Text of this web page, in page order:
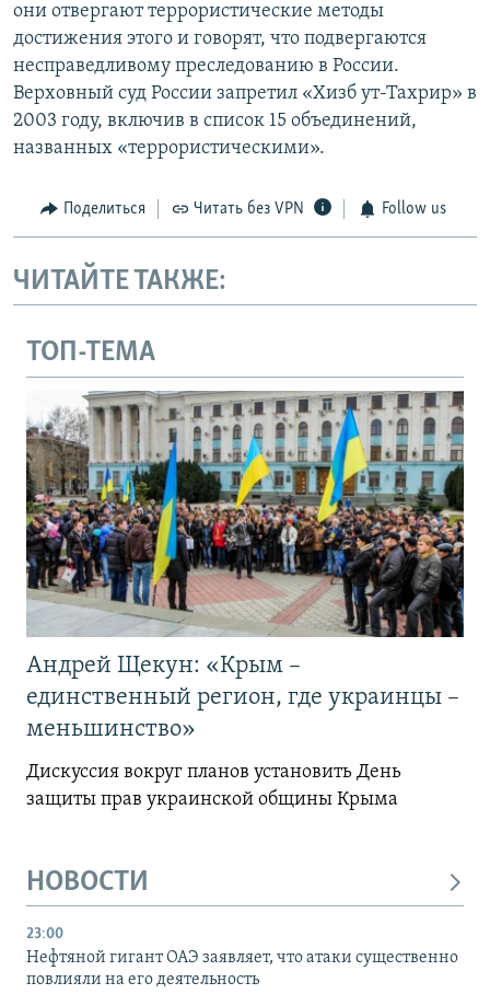
они отвергают террористические методы
достижения этого и говорят, что подвергаются
несправедливому преследованию в России.
Верховный суд России запретил «Хизб ут-Тахрир» в
2003 году, включив в список 15 объединений,
названных «террористическими».
Поделиться Читать без VPN Follow us
ЧИТАЙТЕ ТАКЖЕ:
ТОП-ТЕМА
Андрей Щекун: «Крым –
единственный регион, где украинцы –
меньшинство»
Дискуссия вокруг планов установить День
защиты прав украинской общины Крыма
НОВОСТИ
23:00
Нефтяной гигант ОАЭ заявляет, что атаки существенно
повлияли на его деятельность